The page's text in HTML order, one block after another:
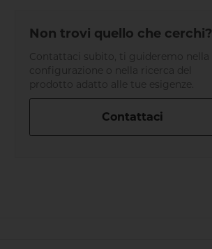
Non trovi quello che cerchi?
Contattaci subito, ti guideremo nella
configurazione o nella ricerca del
prodotto adatto alle tue esigenze.
Contattaci